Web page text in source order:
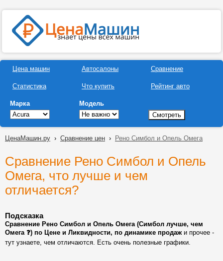
Цена машин
Статистика
Автосалоны
Что купить
Сравнение
Рейтинг авто
Марка Модель
ЦенаМашин.ру › Сравнение цен › Рено Симбол и Опель Омега
Сравнение Рено Симбол и Опель
Омега, что лучше и чем
отличается?
Подсказка
Сравнение Рено Симбол и Опель Омега (Симбол лучше, чем
Омега ❓) по Цене и Ликвидности, по динамике продажи прочее -
тут узнаете, чем отличаются. Есть очень полезные графики.